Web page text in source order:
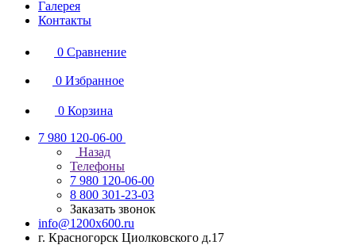
Галерея
Контакты
0 Сравнение
0 Избранное
0 Корзина
7 980 120-06-00
Назад
Телефоны
7 980 120-06-00
8 800 301-23-03
Заказать звонок
info@1200x600.ru
г. Красногорск Циолковского д.17